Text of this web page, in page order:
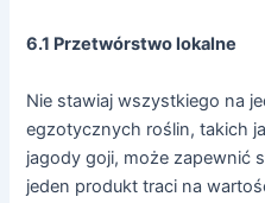
6.1 Przetwórstwo lokalne
Nie stawiaj wszystkiego na
egzotycznych roślin, takich
jagody goji, może zapewnić
jeden produkt traci na